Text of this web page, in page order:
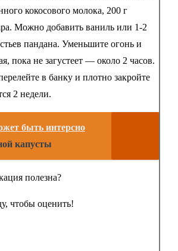
кокосового молока, 200 г
Можно добавить ваниль или 1-2
пандана. Уменьшите огонь и
пока не загустеет — около 2 часов.
в банку и плотно закройте
2 недели.
быть интерсно
капусты
полезна?
чтобы оценить!